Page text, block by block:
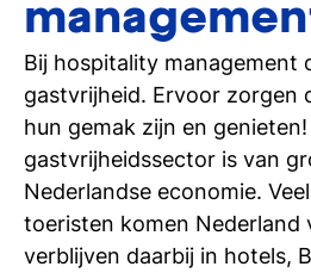
Meelopen/Proefstuderen
Ontdek hoe het is om student
zijn
Persoonlijk gesprek
Stel al jouw vragen in een 1-
Inschrijven studie
Weet je het al? Schrijf je dan
Bij hospitality management
gastvrijheid. Ervoor zorgen
hun gemak zijn en genieten!
gastvrijheidssector is van
Nederlandse economie.
toeristen komen Nederland
verblijven daarbij in hotels,